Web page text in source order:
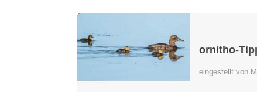
ornitho-
eingestellt von